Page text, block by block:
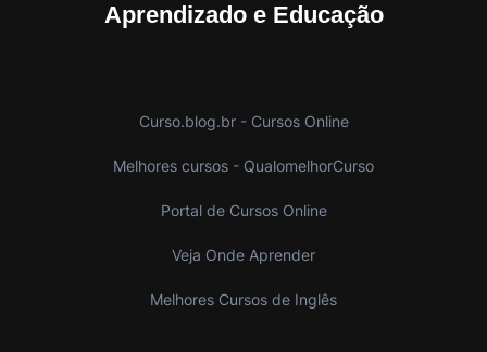
Aprendizado e Educação
Curso.blog.br - Cursos Online
Melhores cursos - QualomelhorCurso
Portal de Cursos Online
Veja Onde Aprender
Melhores Cursos de Inglês